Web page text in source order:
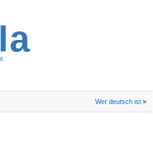
Wer deutsch ist»